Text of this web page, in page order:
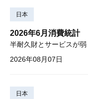
日本
2026年6月消費統計
2026年08月07日
日本